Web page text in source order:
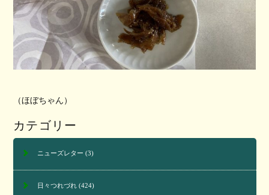
（ほぼちゃん）
カテゴリー
ニューズレター (3)
日々つれづれ(424)